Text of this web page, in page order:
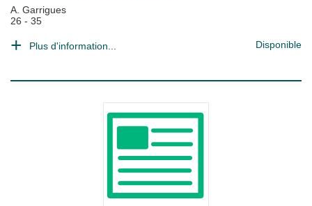
A. Garrigues
26 - 35
Plus d'information... Disponible